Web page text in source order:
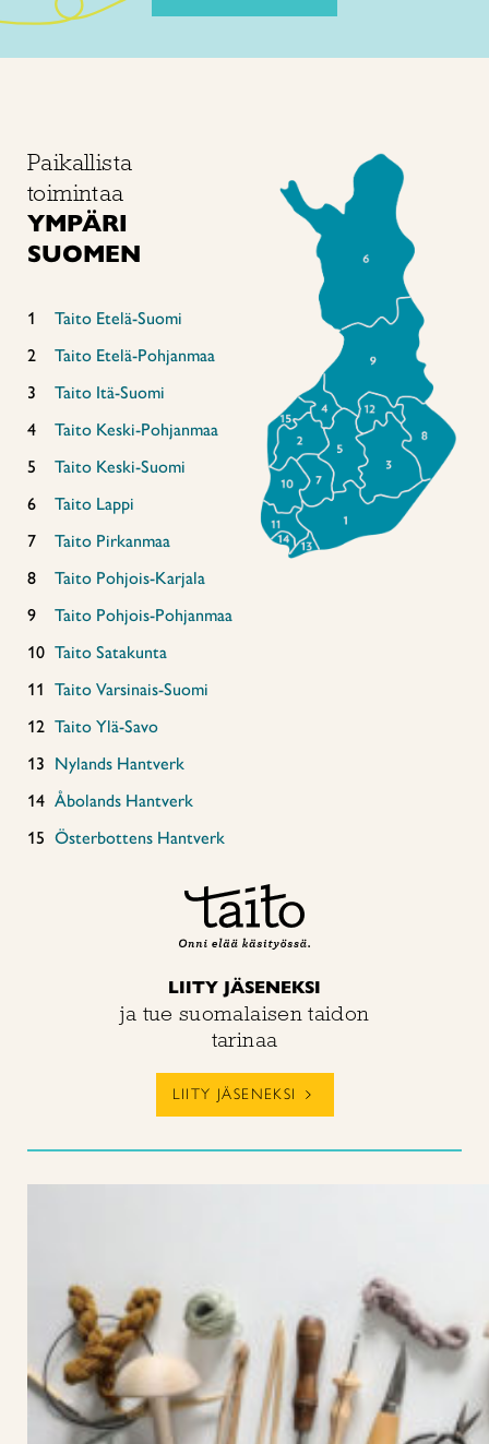
Paikallista
toimintaa
YMPÄRI
SUOMEN
Taito Etelä-Suomi
Taito Etelä-Pohjanmaa
Taito Itä-Suomi
Taito Keski-Pohjanmaa
Taito Keski-Suomi
Taito Lappi
Taito Pirkanmaa
Taito Pohjois-Karjala
Taito Pohjois-Pohjanmaa
Taito Satakunta
Taito Varsinais-Suomi
Taito Ylä-Savo
Nylands Hantverk
Åbolands Hantverk
Österbottens Hantverk
LIITY JÄSENEKSI
ja tue suomalaisen taidon
tarinaa
LIITY JÄSENEKSI